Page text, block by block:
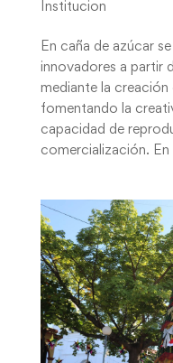
Institucion
En caña de azúcar
innovadores a partir
mediante la
fomentando la
capacidad de
comercialización. En